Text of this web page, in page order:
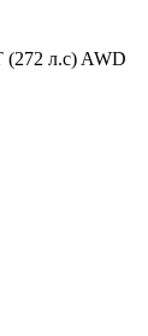
(272 л.с) AWD